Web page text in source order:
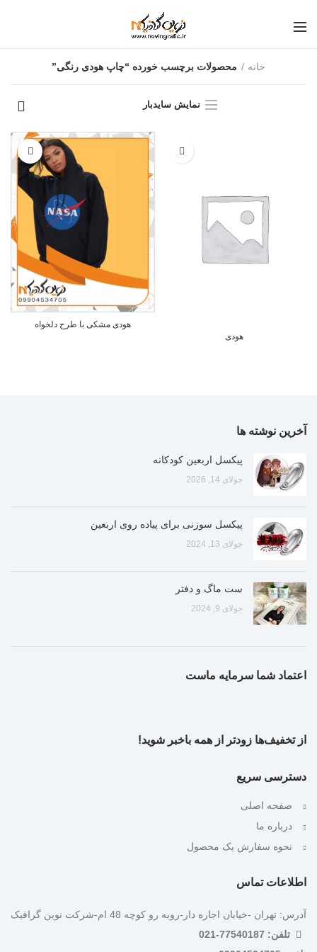
خانه محصولات برچسب خورده “چاپ هودی رنگی”
نمایش سایدبار
هودی
هودی مشکی با طرح دلخواه
آخرین نوشته ها
پیکسل اربعین کودکانه
جولای 14, 2026
پیکسل سوزنی برای پیاده روی اربعین
جولای 13, 2024
ست ماگ و دفتر
جولای 9, 2024
اعتماد شما سرمایه ماست
از تخفیف‌ها زودتر از همه باخبر شوید!
دسترسی سریع
صفحه اصلی
درباره ما
نحوه سفارش یک محصول
اطلاعات تماس
آدرس: تهران -خیابان اجاره دار-روبه رو کوچه 48 ام-شرکت نوین گرافیک
تلفن: 77540187-021